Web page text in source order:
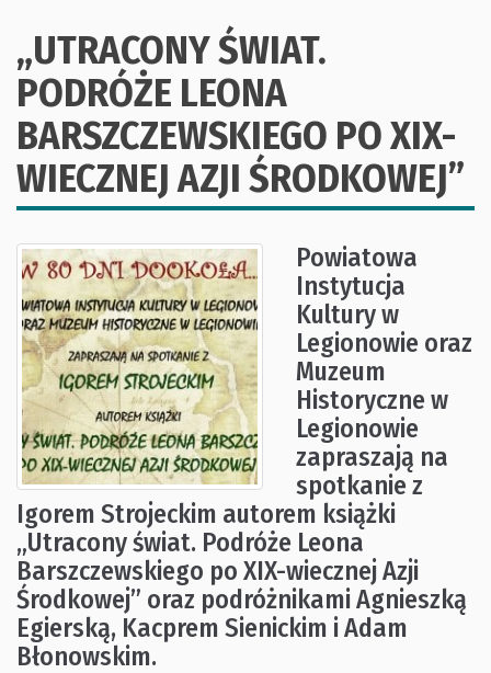
„UTRACONY ŚWIAT.
PODRÓŻE LEONA
BARSZCZEWSKIEGO PO XIX-
WIECZNEJ AZJI ŚRODKOWEJ”
Powiatowa
Instytucja
Kultury w
Legionowie oraz
Muzeum
Historyczne w
Legionowie
zapraszają na
spotkanie z
Igorem Strojeckim autorem książki
„Utracony świat. Podróże Leona
Barszczewskiego po XIX-wiecznej Azji
Środkowej” oraz podróżnikami Agnieszką
Egierską, Kacprem Sienickim i Adam
Błonowskim.